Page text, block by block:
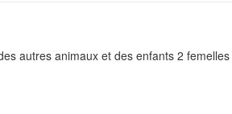
autres animaux et des enfants 2